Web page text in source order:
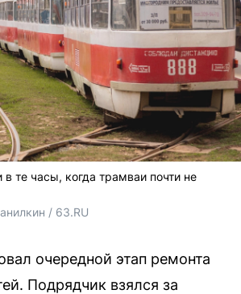
в те часы, когда трамваи почти не
/ 63.RU
очередной этап ремонта
Подрядчик взялся за